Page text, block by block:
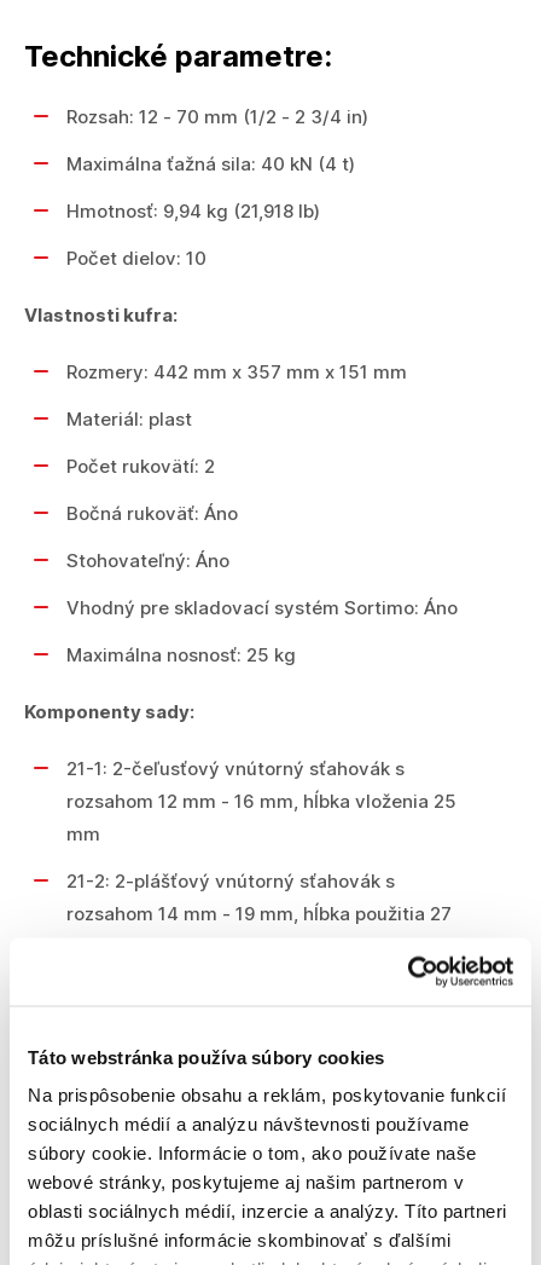
Táto webstránka používa súbory cookies
Na prispôsobenie obsahu a reklám, poskytovanie funkcií
sociálnych médií a analýzu návštevnosti používame
súbory cookie. Informácie o tom, ako používate naše
webové stránky, poskytujeme aj našim partnerom v
oblasti sociálnych médií, inzercie a analýzy. Títo partneri
môžu príslušné informácie skombinovať s ďalšími
Technické parametre:
Rozsah: 12 - 70 mm (1/2 - 2 3/4 in)
Maximálna ťažná sila: 40 kN (4 t)
Hmotnosť: 9,94 kg (21,918 lb)
Počet dielov: 10
Vlastnosti kufra:
Rozmery: 442 mm x 357 mm x 151 mm
Materiál: plast
Počet rukovätí: 2
Bočná rukoväť: Áno
Stohovateľný: Áno
Vhodný pre skladovací systém Sortimo: Áno
Maximálna nosnosť: 25 kg
Komponenty sady:
21-1: 2-čeľusťový vnútorný sťahovák s
rozsahom 12 mm - 16 mm, hĺbka vloženia 25
mm
21-2: 2-plášťový vnútorný sťahovák s
rozsahom 14 mm - 19 mm, hĺbka použitia 27
mm
21-4: 2-čeľusťový vnútorný sťahovák s
rozsahom 20 mm - 30 mm, hĺbka vloženia 40
mm
21-5: 2-čeľusťový vnútorný sťahovák s
rozsahom 28 mm - 40 mm, hĺbka použitia 28